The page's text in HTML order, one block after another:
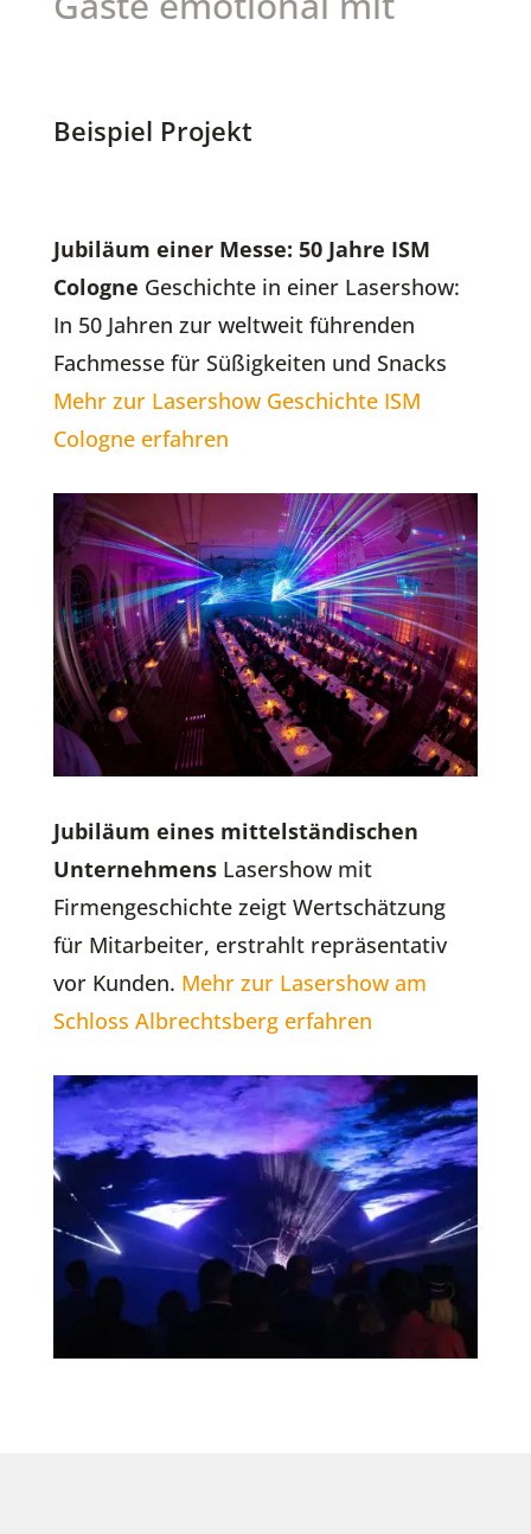
Beispiel Projekt
Jubiläum einer Messe: 50 Jahre ISM
Cologne Geschichte in einer Lasershow:
In 50 Jahren zur weltweit führenden
Fachmesse für Süßigkeiten und Snacks
Mehr zur Lasershow Geschichte ISM
Cologne erfahren
Jubiläum eines mittelständischen
UnternehmensLasershow mit
Firmengeschichte zeigt Wertschätzung
für Mitarbeiter, erstrahlt repräsentativ
vor Kunden. Mehr zur Lasershow am
Schloss Albrechtsberg erfahren